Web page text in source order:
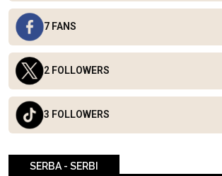
7 FANS
2 FOLLOWERS
3 FOLLOWERS
SERBA - SERBI